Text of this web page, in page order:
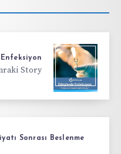
Story
Sonrası Beslenme